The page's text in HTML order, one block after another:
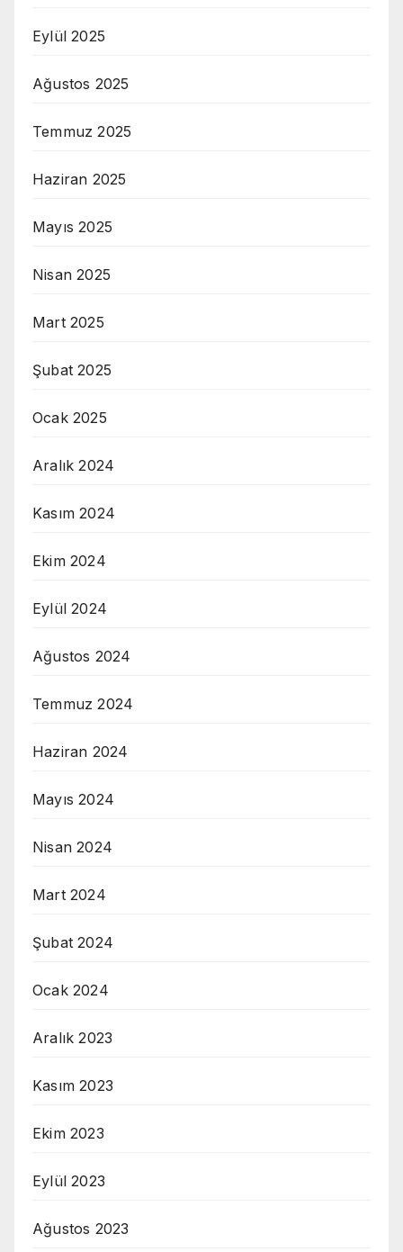
Eylül 2025
Ağustos 2025
Temmuz 2025
Haziran 2025
Mayıs 2025
Nisan 2025
Mart 2025
Şubat 2025
Ocak 2025
Aralık 2024
Kasım 2024
Ekim 2024
Eylül 2024
Ağustos 2024
Temmuz 2024
Haziran 2024
Mayıs 2024
Nisan 2024
Mart 2024
Şubat 2024
Ocak 2024
Aralık 2023
Kasım 2023
Ekim 2023
Eylül 2023
Ağustos 2023